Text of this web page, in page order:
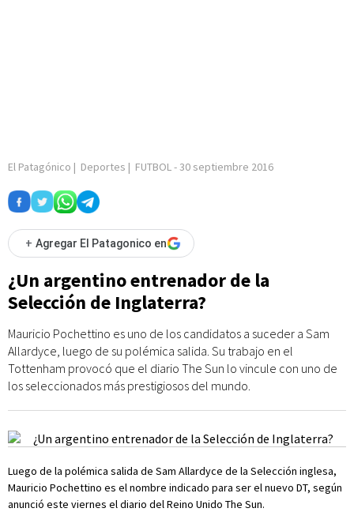
El Patagónico | Deportes | FUTBOL-30 septiembre 2016
+ Agregar El Patagonico en
¿Un argentino entrenador de la
Selección de Inglaterra?
Mauricio Pochettino es uno de los candidatos a suceder a Sam
Allardyce, luego de su polémica salida. Su trabajo en el
Tottenham provocó que el diario The Sun lo vincule con uno de
los seleccionados más prestigiosos del mundo.
Luego de la polémica salida de Sam Allardyce de la Selección inglesa,
Mauricio Pochettino es el nombre indicado para ser el nuevo DT, según
anunció este viernes el diario del Reino Unido The Sun.